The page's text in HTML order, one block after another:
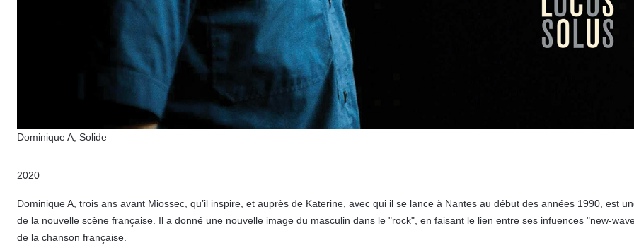
Dominique A, Solide
2020
Dominique A, trois ans avant Miossec, qu’il inspire, et auprès de Katerine, avec qui il se lance à Nantes au début des années 1990, est
de la nouvelle scène française. Il a donné une nouvelle image du masculin dans le "rock", en faisant le lien entre ses infuences "new-
de la chanson française.